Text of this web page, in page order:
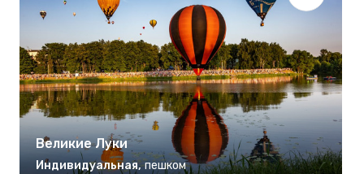
Великие Луки
Индивидуальная, пешком